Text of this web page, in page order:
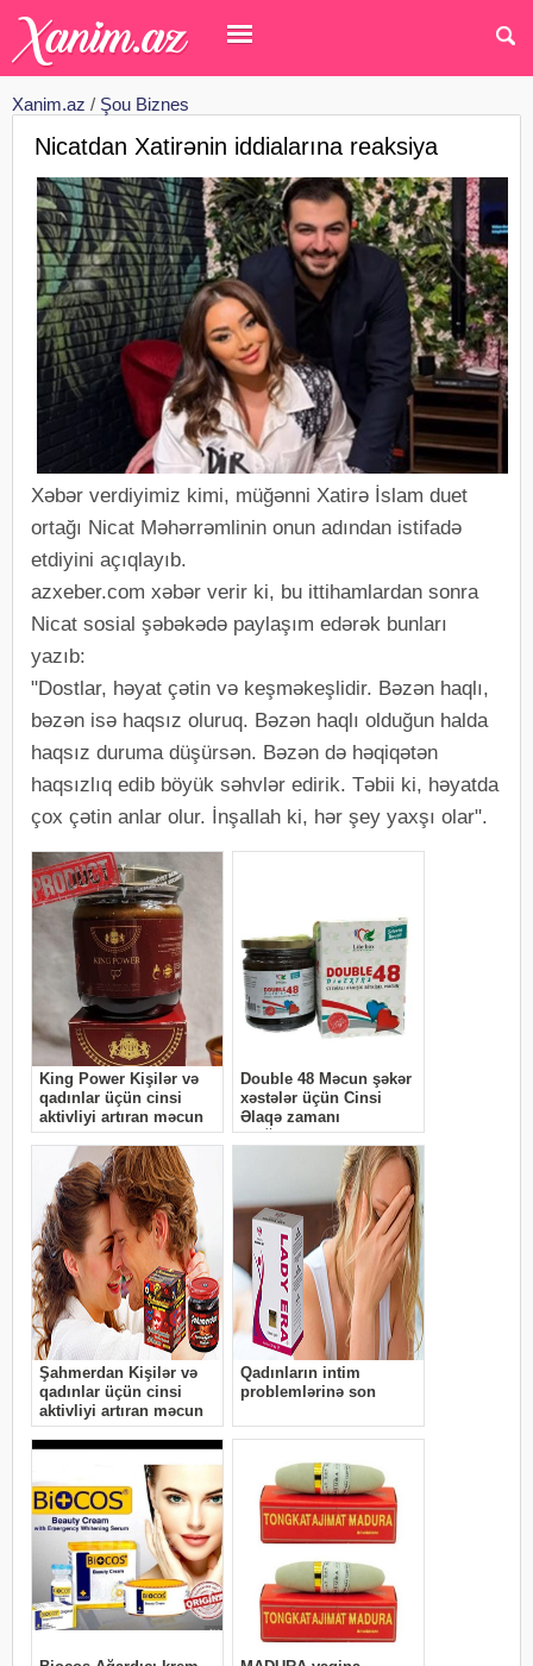
Xanim.az / Şou Biznes
Nicatdan Xatirənin iddialarına reaksiya
Xəbər verdiyimiz kimi, müğənni Xatirə İslam duet
ortağı Nicat Məhərrəmlinin onun adından istifadə
etdiyini açıqlayıb.
azxeber.com xəbər verir ki, bu ittihamlardan sonra
Nicat sosial şəbəkədə paylaşım edərək bunları
yazıb:
"Dostlar, həyat çətin və keşməkeşlidir. Bəzən haqlı,
bəzən isə haqsız oluruq. Bəzən haqlı olduğun halda
haqsız duruma düşürsən. Bəzən də həqiqətən
haqsızlıq edib böyük səhvlər edirik. Təbii ki, həyatda
çox çətin anlar olur. İnşallah ki, hər şey yaxşı olar".